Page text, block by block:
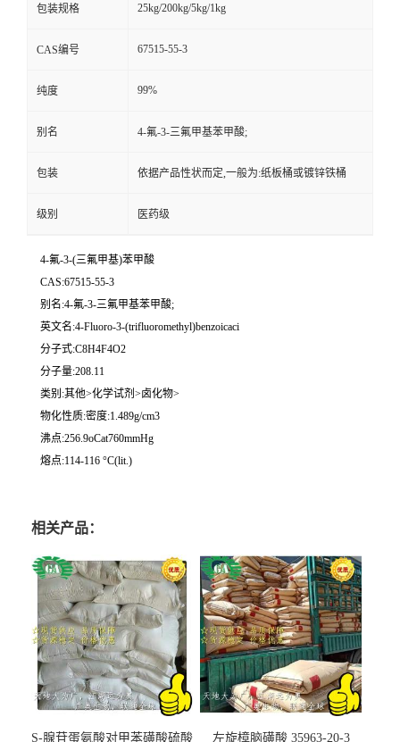
包装规格 25kg/200kg/5kg/1kg
CAS编号 67515-55-3
纯度 99%
别名 4-氟-3-三氟甲基苯甲酸;
包装 依据产品性状而定,一般为:纸板桶或镀锌铁桶
级别 医药级
4-氟-3-(三氟甲基)苯甲酸
CAS:67515-55-3
别名:4-氟-3-三氟甲基苯甲酸;
英文名:4-Fluoro-3-(trifluoromethyl)benzoicaci
分子式:C8H4F4O2
分子量:208.11
类别:其他>化学试剂>卤化物>
物化性质:密度:1.489g/cm3
沸点:256.9oCat760mmHg
熔点:114-116 °C(lit.)
相关产品：
S-腺苷蛋氨酸对甲苯磺酸硫酸 左旋樟脑磺酸 35963-20-3